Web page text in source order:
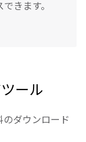
きます。
ール
ダウンロード